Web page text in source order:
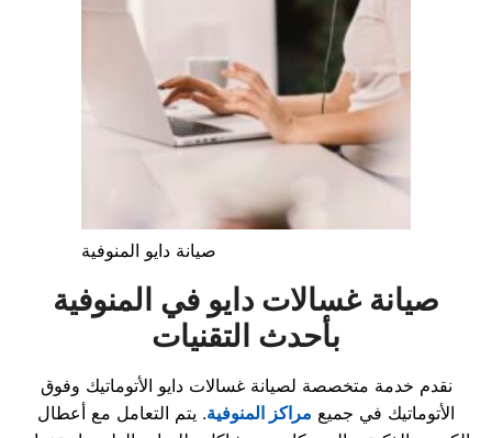
صيانة دايو المنوفية
صيانة غسالات دايو في المنوفية
بأحدث التقنيات
نقدم خدمة متخصصة لصيانة غسالات دايو الأتوماتيك وفوق
الأتوماتيك في جميع مراكز المنوفية. يتم التعامل مع أعطال